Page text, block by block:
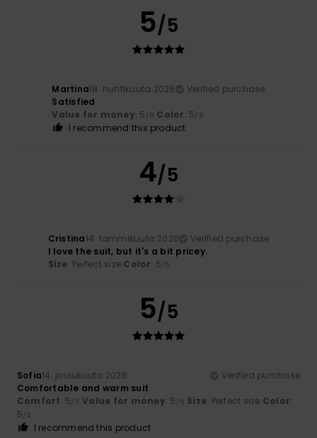
5/5
Martina18. huhtikuuta 2026
Verified purchase
Satisfied
Value for money: 5 /5 Color: 5/5
I recommend this product
4/5
Cristina14. tammikuuta 2026
Verified purchase
I love the suit, but it's a bit pricey.
Size: Perfect size Color: 5/5
5/5
Sofia14. joulukuuta 2025
Verified purchase
Comfortable and warm suit
Comfort: 5/5 Value for money: 5 /5 Size: Perfect size Color:
5/5
I recommend this product